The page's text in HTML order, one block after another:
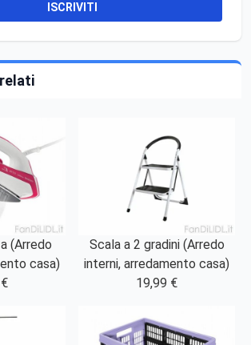
ISCRIVITI
(Arredo
casa)
Scala a 2 gradini (Arredo
interni, arredamento casa)
19,99 €